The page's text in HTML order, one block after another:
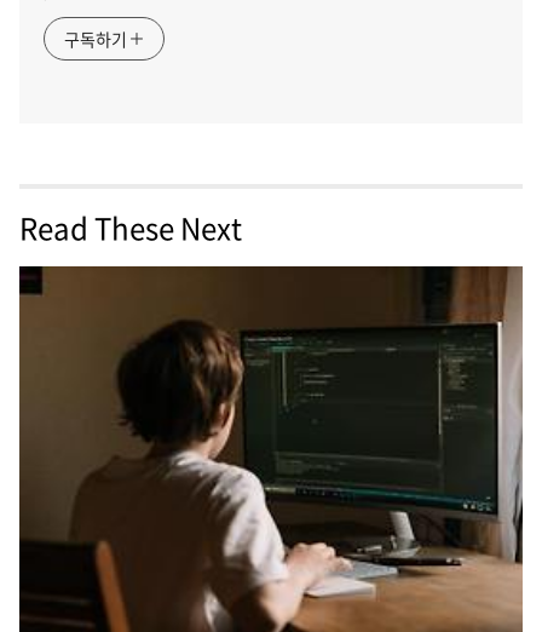
구독하기
Read These Next